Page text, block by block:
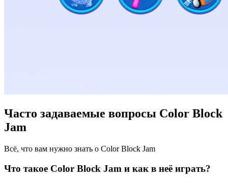
Часто задаваемые вопросы Color Block
Jam
Всё, что вам нужно знать о Color Block Jam
Что такое Color Block Jam и как в неё играть?